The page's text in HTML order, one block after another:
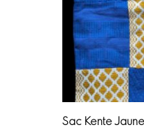
Sac Kente